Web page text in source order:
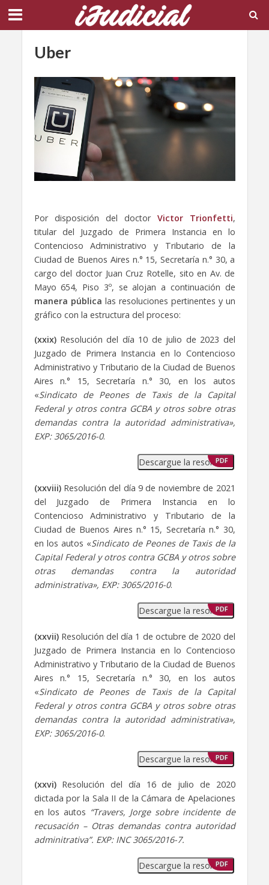
Uber
Por disposición del doctor Victor Trionfetti,
titular del Juzgado de Primera Instancia en lo
Contencioso Administrativo y Tributario de la
Ciudad de Buenos Aires n.° 15, Secretaría n.° 30, a
cargo del doctor Juan Cruz Rotelle, sito en Av. de
Mayo 654, Piso 3º, se alojan a continuación de
manera pública las resoluciones pertinentes y un
gráfico con la estructura del proceso:
(xxix) Resolución del día 10 de julio de 2023 del
Juzgado de Primera Instancia en lo Contencioso
Administrativo y Tributario de la Ciudad de Buenos
Aires n.° 15, Secretaría n.° 30, en los autos
«Sindicato de Peones de Taxis de la Capital
Federal y otros contra GCBA y otros sobre otras
demandas contra la autoridad administrativa»,
EXP: 3065/2016-0.
Descargue la resolución
PDF
(xxviii) Resolución del día 9 de noviembre de 2021
del Juzgado de Primera Instancia en lo
Contencioso Administrativo y Tributario de la
Ciudad de Buenos Aires n.° 15, Secretaría n.° 30,
en los autos «Sindicato de Peones de Taxis de la
Capital Federal y otros contra GCBA y otros sobre
otras demandas contra la autoridad
administrativa», EXP: 3065/2016-0.
Descargue la resolución
PDF
(xxvii) Resolución del día 1 de octubre de 2020 del
Juzgado de Primera Instancia en lo Contencioso
Administrativo y Tributario de la Ciudad de Buenos
Aires n.° 15, Secretaría n.° 30, en los autos
«Sindicato de Peones de Taxis de la Capital
Federal y otros contra GCBA y otros sobre otras
demandas contra la autoridad administrativa»,
EXP: 3065/2016-0.
Descargue la resolución
PDF
(xxvi) Resolución del día 16 de julio de 2020
dictada por la Sala II de la Cámara de Apelaciones
en los autos “Travers, Jorge sobre incidente de
recusación – Otras demandas contra autoridad
adminitrativa”. EXP: INC 3065/2016-7.
Descargue la resolución
PDF